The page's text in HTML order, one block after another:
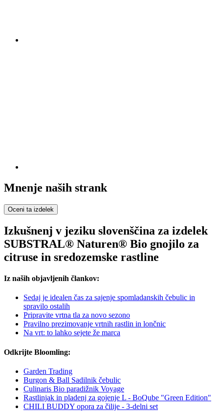
Mnenje naših strank
Oceni ta izdelek
Izkušnenj v jeziku slovenščina za izdelek
SUBSTRAL® Naturen® Bio gnojilo za
citruse in sredozemske rastline
Iz naših objavljenih člankov:
Sedaj je idealen čas za sajenje spomladanskih čebulic in
spravilo ostalih
Pripravite vrtna tla za novo sezono
Pravilno prezimovanje vrtnih rastlin in lončnic
Na vrt: to lahko sejete že marca
Odkrijte Bloomling:
Garden Trading
Burgon & Ball Sadilnik čebulic
Culinaris Bio paradižnik Voyage
Rastlinjak in pladenj za gojenje L - BoQube "Green Edition"
CHILI BUDDY opora za čilije - 3-delni set